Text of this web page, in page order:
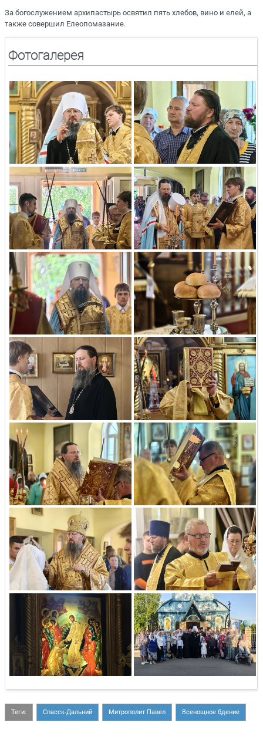
За богослужением архипастырь освятил пять хлебов, вино и елей, а
также совершил Елеопомазание.
Фотогалерея
Теги: Спасск-Дальний Митрополит Павел Всенощное бдение